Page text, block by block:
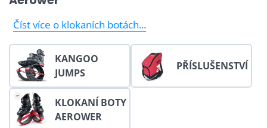
Číst více o klokaních botách...
magazínu HOPsej.Klokaní botypopisuje také
magazím Tomikup. Aerower formují postavu, zlepšují
fyzickou kondici a to vše zábavnnou a
nezapomenutelnou formou. Nikdy nebyl sport a
cvičení tak zábavné, bezpečné a jednoduché.
KANGOO
JUMPS
PŘÍSLUŠENSTVÍ
KLOKANÍ BOTY
AEROWER